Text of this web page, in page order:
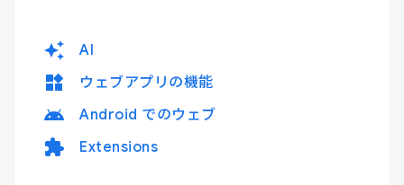
auto_awesome AI
widgets ウェブアプリの機能
android Android でのウェブ
extension Extensions